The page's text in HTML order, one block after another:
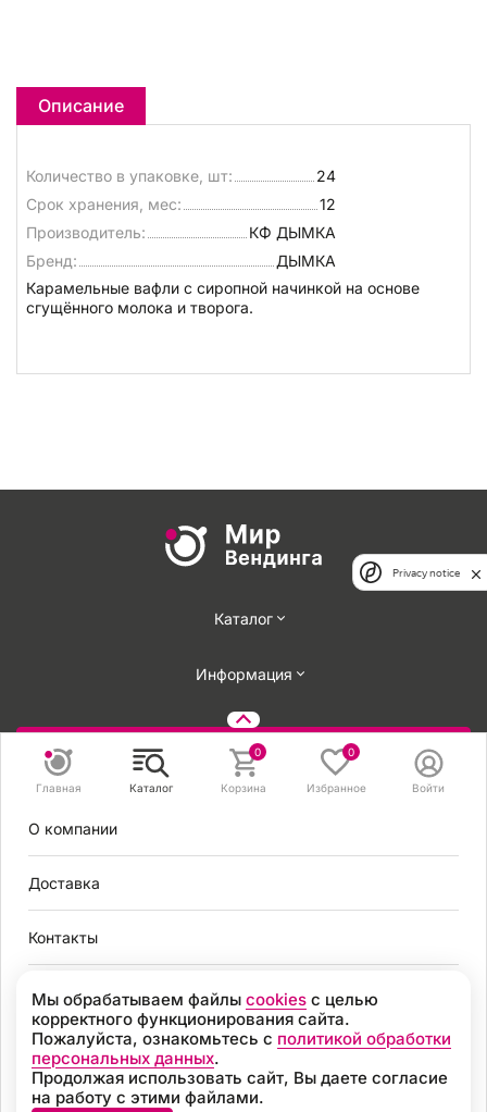
Главная Каталог
0
Корзина
0
Избранное Войти
О компании
Доставка
Контакты
Условия оплаты
Москва
8 495 131 56 78
Описание
Количество в упаковке, шт:
24
Срок хранения, мес:
12
Производитель:
КФ ДЫМКА
Бренд:
ДЫМКА
Карамельные вафли с сиропной начинкой на основе
сгущённого молока и творога.
Мы обрабатываем файлы cookies с целью
корректного функционирования сайта.
Пожалуйста, ознакомьтесь с политикой обработки
персональных данных.
Продолжая использовать сайт, Вы даете согласие
на работу с этими файлами.
Каталог
Информация
Задать вопрос
Политика обработки персональных данных
Согласие на получение рекламных рассылок
Пользовательское соглашение
Политика обработки файлов cookie
Разработка
© 2026, «МИР ВЕНДИНГА» Все права защищены
Privacy notice